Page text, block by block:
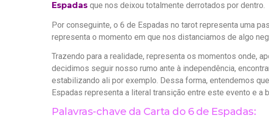
Espadas que nos deixou totalmente derrotados por dentro.
Por conseguinte, o 6 de Espadas no tarot representa uma
representa o momento em que nos distanciamos de algo
Trazendo para a realidade, representa os momentos onde,
decidimos seguir nosso rumo ante à independência,
estabilizando ali por exemplo. Dessa forma, entendemos
Espadas representa a literal transição entre este evento e a
Palavras-chave da Carta do 6 de Espadas: